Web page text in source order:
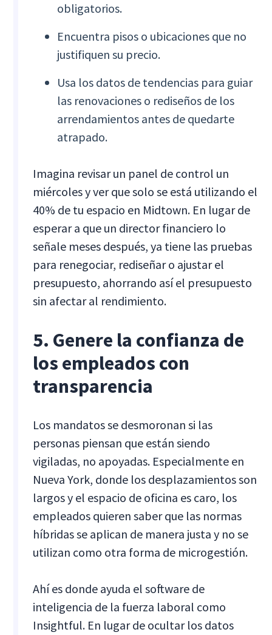
obligatorios.
Encuentra pisos o ubicaciones que no
justifiquen su precio.
Usa los datos de tendencias para guiar
las renovaciones o rediseños de los
arrendamientos antes de quedarte
atrapado.
Imagina revisar un panel de control un
miércoles y ver que solo se está utilizando el
40% de tu espacio en Midtown. En lugar de
esperar a que un director financiero lo
señale meses después, ya tiene las pruebas
para renegociar, rediseñar o ajustar el
presupuesto, ahorrando así el presupuesto
sin afectar al rendimiento.
5. Genere la confianza de
los empleados con
transparencia
Los mandatos se desmoronan si las
personas piensan que están siendo
vigiladas, no apoyadas. Especialmente en
Nueva York, donde los desplazamientos son
largos y el espacio de oficina es caro, los
empleados quieren saber que las normas
híbridas se aplican de manera justa y no se
utilizan como otra forma de microgestión.
Ahí es donde ayuda el software de
inteligencia de la fuerza laboral como
Insightful. En lugar de ocultar los datos